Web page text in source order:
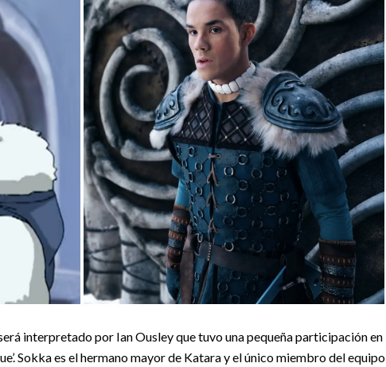
interpretado por Ian Ousley que tuvo una pequeña participación en
Sokka es el hermano mayor de Katara y el único miembro del equipo